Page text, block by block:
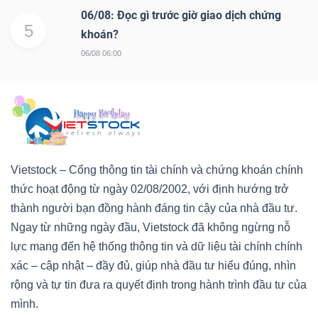
5
06/08: Đọc gì trước giờ giao dịch chứng
khoán?
06/08 06:00
Vietstock – Cổng thông tin tài chính và chứng khoán chính
thức hoạt động từ ngày 02/08/2002, với định hướng trở
thành người bạn đồng hành đáng tin cậy của nhà đầu tư.
Ngay từ những ngày đầu, Vietstock đã không ngừng nỗ
lực mang đến hệ thống thông tin và dữ liệu tài chính chính
xác – cập nhật – đầy đủ, giúp nhà đầu tư hiểu đúng, nhìn
rộng và tự tin đưa ra quyết định trong hành trình đầu tư của
mình.
Tin
Bài
viết
tác
giả
(-)
Báo
cáo
phân